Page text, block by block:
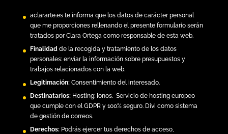
aclararte.este informa que los datos de carácter personal
que me proporciones rellenando el presente formulario serán
tratados por Clara Ortega como responsable de esta web.
Finalidadde la recogida y tratamiento de los datos
personales: enviar la información sobre presupuestos y
trabajos relacionados con la web.
Legitimación: Consentimiento del interesado.
Destinatarios:Hosting: Ionos.Servicio de hosting europeo
que cumple con el GDPR y 100% seguro. Divi como sistema
de gestión de correos.
Derechos: Podrás ejercer tus derechos de acceso,